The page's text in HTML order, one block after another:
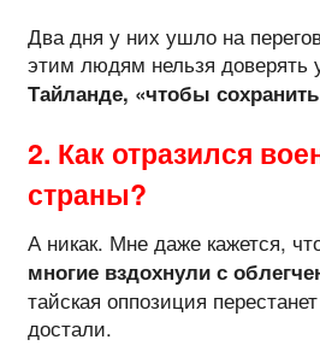
Два дня у них ушло на
этим людям нельзя доверять
Тайланде, «чтобы
2. Как отразился
страны?
А никак. Мне даже кажется,
многие вздохнули с
тайская оппозиция
достали.